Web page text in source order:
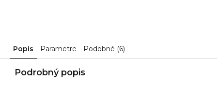
Popis Parametre Podobné (6)
Podrobný popis